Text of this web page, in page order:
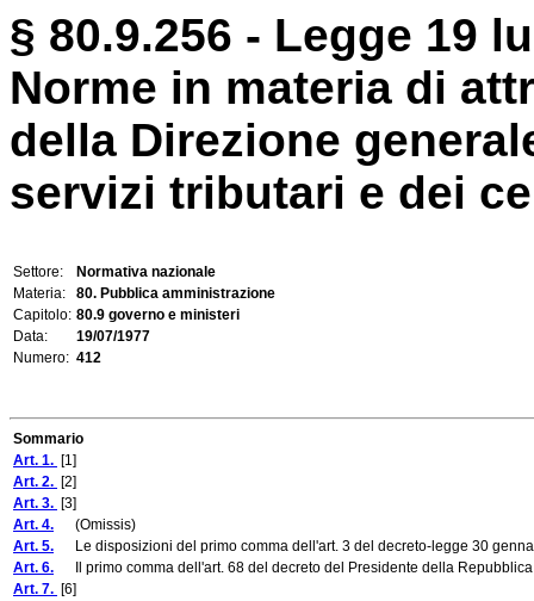
§ 80.9.256 - Legge 19
Norme in materia di
della Direzione
servizi tributari e dei
Settore:
Normativa nazionale
Materia:
80. Pubblica amministrazione
Capitolo: 80.9 governo e ministeri
Data:
19/07/1977
Numero: 412
Sommario
Art. 1. [1]
Art. 2. [2]
Art. 3. [3]
Art. 4. (Omissis)
Art. 5. Le disposizioni del primo comma dell'art. 3 del decreto-legge 30
Art. 6. Il primo comma dell'art. 68 del decreto del Presidente della
Art. 7. [6]